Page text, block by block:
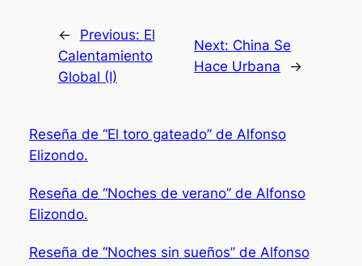
← Previous: El
Calentamiento
Global (I)
Next: China Se
Hace Urbana
→
Reseña de “El toro gateado” de Alfonso
Elizondo.
Reseña de “Noches de verano” de Alfonso
Elizondo.
Reseña de “Noches sin sueños” de Alfonso